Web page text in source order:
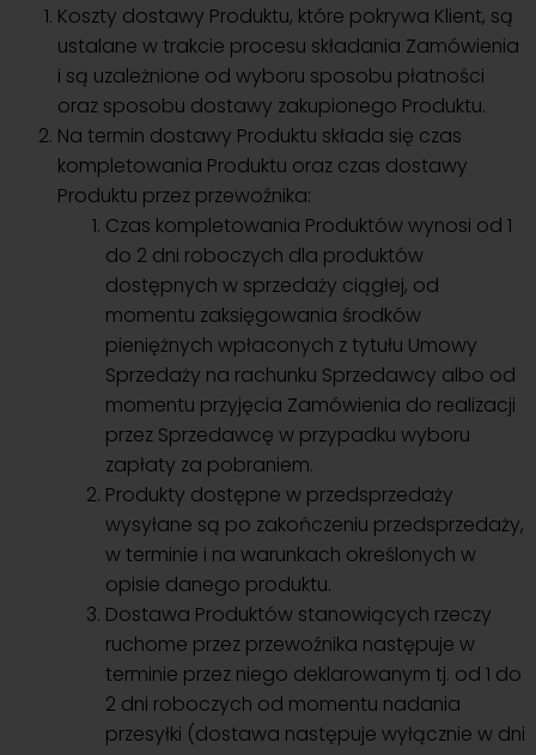
Koszty dostawy Produktu, które pokrywa Klient, są
ustalane w trakcie procesu składania Zamówienia
i są uzależnione od wyboru sposobu płatności
oraz sposobu dostawy zakupionego Produktu.
Na termin dostawy Produktu składa się czas
kompletowania Produktu oraz czas dostawy
Produktu przez przewoźnika:
Czas kompletowania Produktów wynosi od 1
do 2 dni roboczych dla produktów
dostępnych w sprzedaży ciągłej, od
momentu zaksięgowania środków
pieniężnych wpłaconych z tytułu Umowy
Sprzedaży na rachunku Sprzedawcy albo od
momentu przyjęcia Zamówienia do realizacji
przez Sprzedawcę w przypadku wyboru
zapłaty za pobraniem.
Produkty dostępne w przedsprzedaży
wysyłane są po zakończeniu przedsprzedaży,
w terminie i na warunkach określonych w
opisie danego produktu.
Dostawa Produktów stanowiących rzeczy
ruchome przez przewoźnika następuje w
terminie przez niego deklarowanym tj. od 1 do
2 dni roboczych od momentu nadania
przesyłki (dostawa następuje wyłącznie w dni